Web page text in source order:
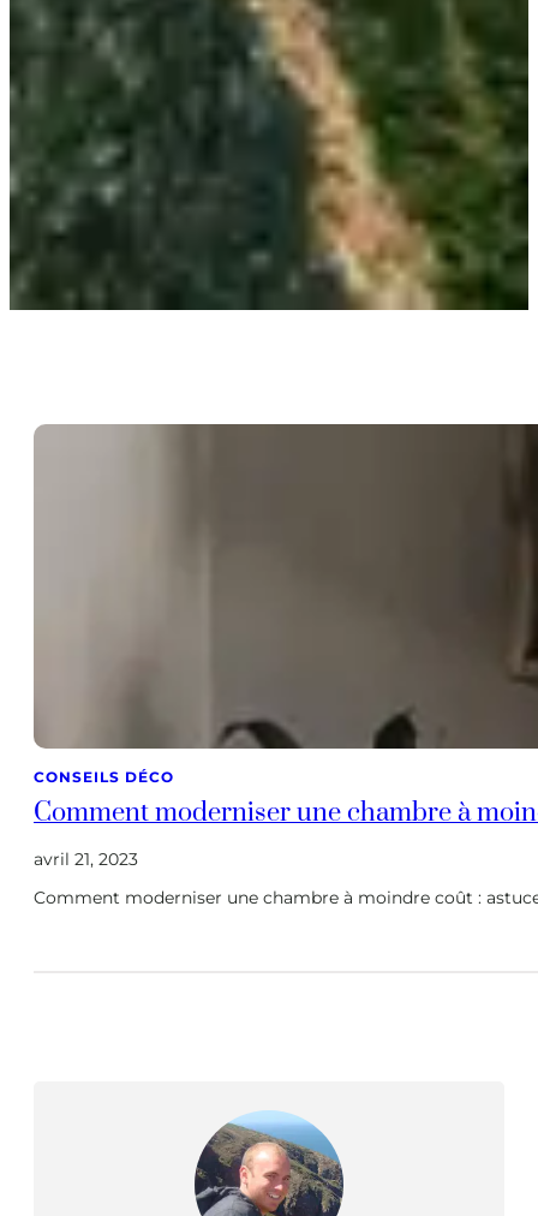
CONSEILS DÉCO
Comment moderniser une chambre à
avril 21, 2023
Comment moderniser une chambre à moindre coût :